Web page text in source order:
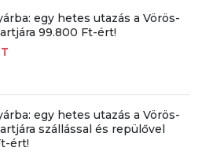
egy hetes utazás a Vörös-
99.800 Ft-ért!
egy hetes utazás a Vörös-
szállással és repülővel
ért!